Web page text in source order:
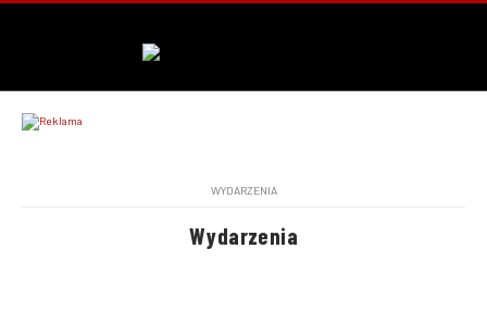
WYDARZENIA
Wydarzenia